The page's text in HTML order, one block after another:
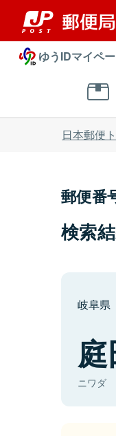
ゆうIDマイペ
日本郵便
郵便番
検索
岐阜県
庭
ニワダ